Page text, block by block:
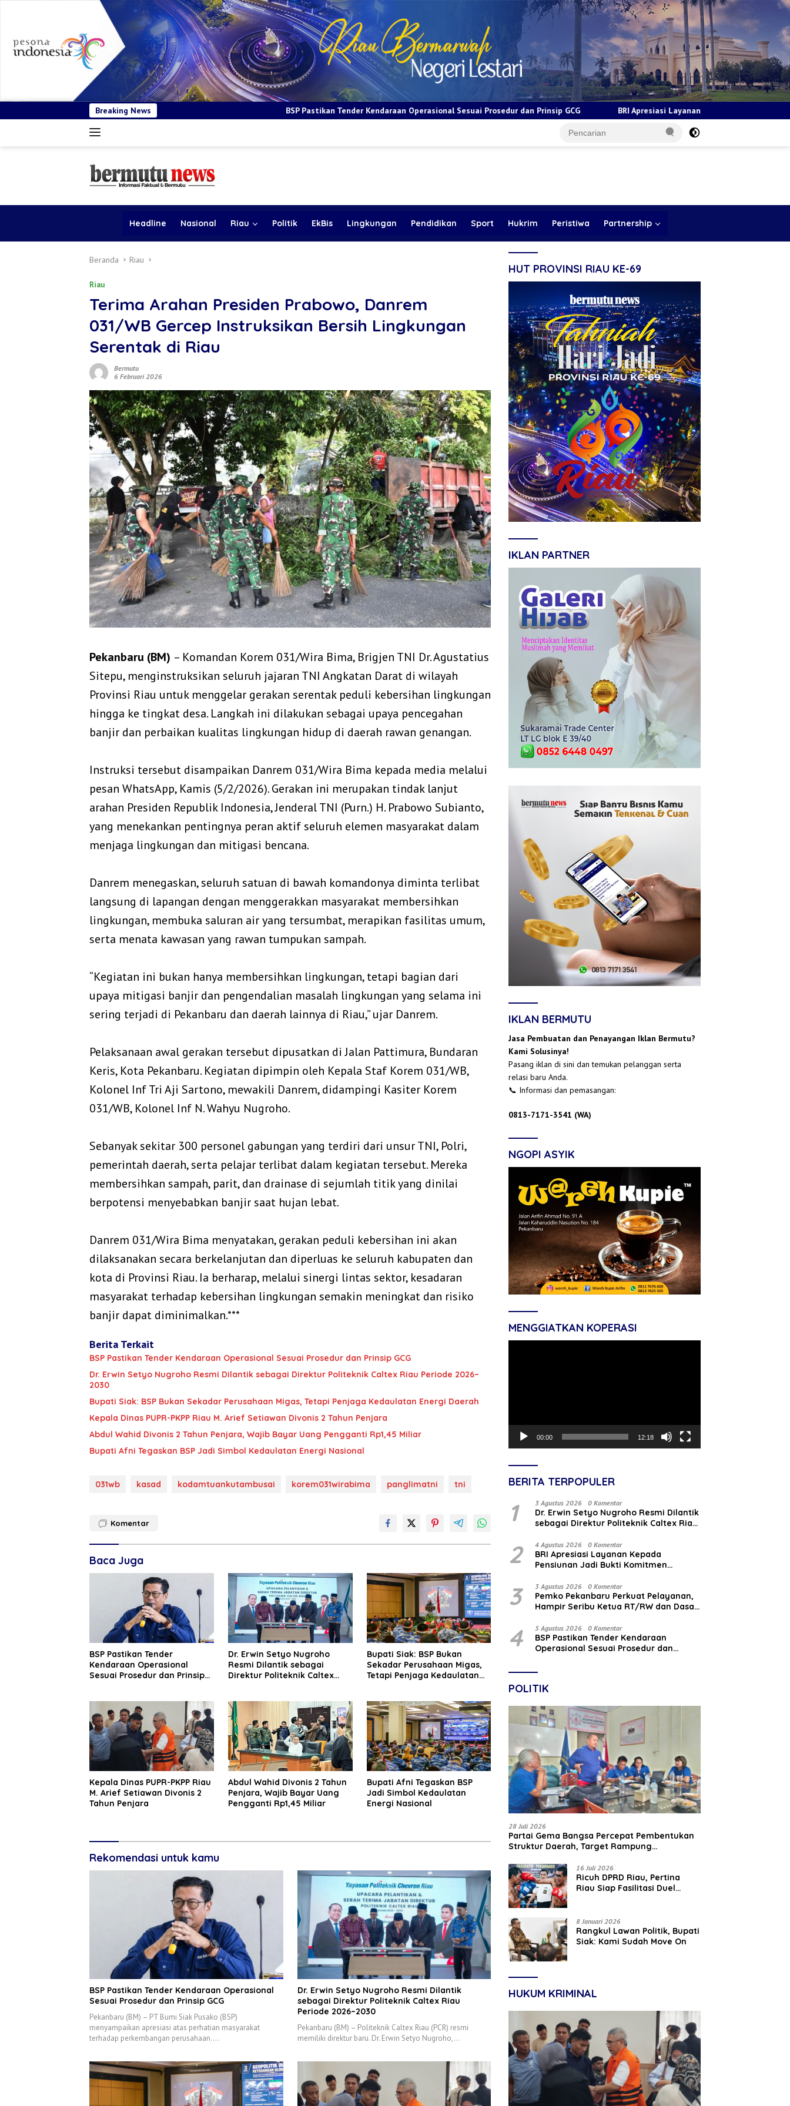
Breaking News BSP Pastikan Tender Kendaraan Operasional Sesuai Prosedur dan Prinsip GCG BRI Apresiasi Layanan Kepada Pensiunan Jadi Bukti Komitmen
Headline Nasional Riau Politik EkBis Lingkungan Pendidikan Sport Hukrim Peristiwa Partnership
Beranda Riau
Riau
‎Terima Arahan Presiden Prabowo, Danrem
031/WB Gercep Instruksikan Bersih Lingkungan
Serentak di Riau
Bermutu
6 Februari 2026
‎Pekanbaru (BM) – Komandan Korem 031/Wira Bima, Brigjen TNI Dr. Agustatius
Sitepu, menginstruksikan seluruh jajaran TNI Angkatan Darat di wilayah
Provinsi Riau untuk menggelar gerakan serentak peduli kebersihan lingkungan
hingga ke tingkat desa. Langkah ini dilakukan sebagai upaya pencegahan
banjir dan perbaikan kualitas lingkungan hidup di daerah rawan genangan.
‎Instruksi tersebut disampaikan Danrem 031/Wira Bima kepada media melalui
pesan WhatsApp, Kamis (5/2/2026). Gerakan ini merupakan tindak lanjut
arahan Presiden Republik Indonesia, Jenderal TNI (Purn.) H. Prabowo Subianto,
yang menekankan pentingnya peran aktif seluruh elemen masyarakat dalam
menjaga lingkungan dan mitigasi bencana.
‎Danrem menegaskan, seluruh satuan di bawah komandonya diminta terlibat
langsung di lapangan dengan menggerakkan masyarakat membersihkan
lingkungan, membuka saluran air yang tersumbat, merapikan fasilitas umum,
serta menata kawasan yang rawan tumpukan sampah.
‎“Kegiatan ini bukan hanya membersihkan lingkungan, tetapi bagian dari
upaya mitigasi banjir dan pengendalian masalah lingkungan yang selama ini
sering terjadi di Pekanbaru dan daerah lainnya di Riau,” ujar Danrem.
‎Pelaksanaan awal gerakan tersebut dipusatkan di Jalan Pattimura, Bundaran
Keris, Kota Pekanbaru. Kegiatan dipimpin oleh Kepala Staf Korem 031/WB,
Kolonel Inf Tri Aji Sartono, mewakili Danrem, didampingi Kasiter Korem
031/WB, Kolonel Inf N. Wahyu Nugroho.
‎Sebanyak sekitar 300 personel gabungan yang terdiri dari unsur TNI, Polri,
pemerintah daerah, serta pelajar terlibat dalam kegiatan tersebut. Mereka
membersihkan sampah, parit, dan drainase di sejumlah titik yang dinilai
berpotensi menyebabkan banjir saat hujan lebat.
‎Danrem 031/Wira Bima menyatakan, gerakan peduli kebersihan ini akan
dilaksanakan secara berkelanjutan dan diperluas ke seluruh kabupaten dan
kota di Provinsi Riau. Ia berharap, melalui sinergi lintas sektor, kesadaran
masyarakat terhadap kebersihan lingkungan semakin meningkat dan risiko
banjir dapat diminimalkan.***
Berita Terkait
BSP Pastikan Tender Kendaraan Operasional Sesuai Prosedur dan Prinsip GCG
‎Dr. Erwin Setyo Nugroho Resmi Dilantik sebagai Direktur Politeknik Caltex Riau Periode 2026–
2030
Bupati Siak: BSP Bukan Sekadar Perusahaan Migas, Tetapi Penjaga Kedaulatan Energi Daerah
Kepala Dinas PUPR-PKPP Riau M. Arief Setiawan Divonis 2 Tahun Penjara
‎‎Abdul Wahid Divonis 2 Tahun Penjara, Wajib Bayar Uang Pengganti Rp1,45 Miliar
Bupati Afni Tegaskan BSP Jadi Simbol Kedaulatan Energi Nasional
031wb kasad kodamtuankutambusai korem031wirabima panglimatni tni
Komentar
Baca Juga
BSP Pastikan Tender
Kendaraan Operasional
Sesuai Prosedur dan Prinsip
‎Dr. Erwin Setyo Nugroho
Resmi Dilantik sebagai
Direktur Politeknik Caltex
Bupati Siak: BSP Bukan
Sekadar Perusahaan Migas,
Tetapi Penjaga Kedaulatan
Kepala Dinas PUPR-PKPP Riau
M. Arief Setiawan Divonis 2
Tahun Penjara
‎‎Abdul Wahid Divonis 2 Tahun
Penjara, Wajib Bayar Uang
Pengganti Rp1,45 Miliar
Bupati Afni Tegaskan BSP
Jadi Simbol Kedaulatan
Energi Nasional
Rekomendasi untuk kamu
BSP Pastikan Tender Kendaraan Operasional
Sesuai Prosedur dan Prinsip GCG
Pekanbaru (BM) – PT Bumi Siak Pusako (BSP)
menyampaikan apresiasi atas perhatian masyarakat
terhadap perkembangan perusahaan….
‎Dr. Erwin Setyo Nugroho Resmi Dilantik
sebagai Direktur Politeknik Caltex Riau
Periode 2026–2030
Pekanbaru (BM) – Politeknik Caltex Riau (PCR) resmi
memiliki direktur baru. Dr. Erwin Setyo Nugroho,…
HUT PROVINSI RIAU KE-69
IKLAN PARTNER
IKLAN BERMUTU
Jasa Pembuatan dan Penayangan Iklan Bermutu?
Kami Solusinya!
Pasang iklan di sini dan temukan pelanggan serta
relasi baru Anda.
📞 Informasi dan pemasangan:
0813-7171-3541 (WA)
NGOPI ASYIK
MENGGIATKAN KOPERASI
00:00 12:18
BERITA TERPOPULER
1 3 Agustus 2026 0 Komentar
‎Dr. Erwin Setyo Nugroho Resmi Dilantik
sebagai Direktur Politeknik Caltex Riau
2 4 Agustus 2026 0 Komentar
BRI Apresiasi Layanan Kepada
Pensiunan Jadi Bukti Komitmen
Nasabah
3 3 Agustus 2026 0 Komentar
Pemko Pekanbaru Perkuat Pelayanan,
Hampir Seribu Ketua RT/RW dan Dasa
4 5 Agustus 2026 0 Komentar
BSP Pastikan Tender Kendaraan
Operasional Sesuai Prosedur dan
POLITIK
28 Juli 2026
Partai Gema Bangsa Percepat Pembentukan
Struktur Daerah, Target Rampung
16 Juli 2026
‎Ricuh DPRD Riau, Pertina
Riau Siap Fasilitasi Duel
8 Januari 2026
Rangkul Lawan Politik, Bupati
Siak: Kami Sudah Move On
HUKUM KRIMINAL